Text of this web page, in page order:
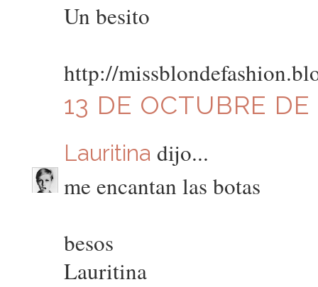
Un besito
http://
13 DE OCTUBRE
Lauritina dijo...
me encantan las botas
besos
Lauritina